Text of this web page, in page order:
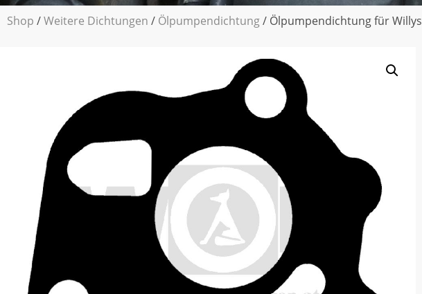
Shop /Weitere Dichtungen / Ölpumpendichtung/ Ölpumpendichtung für Willys